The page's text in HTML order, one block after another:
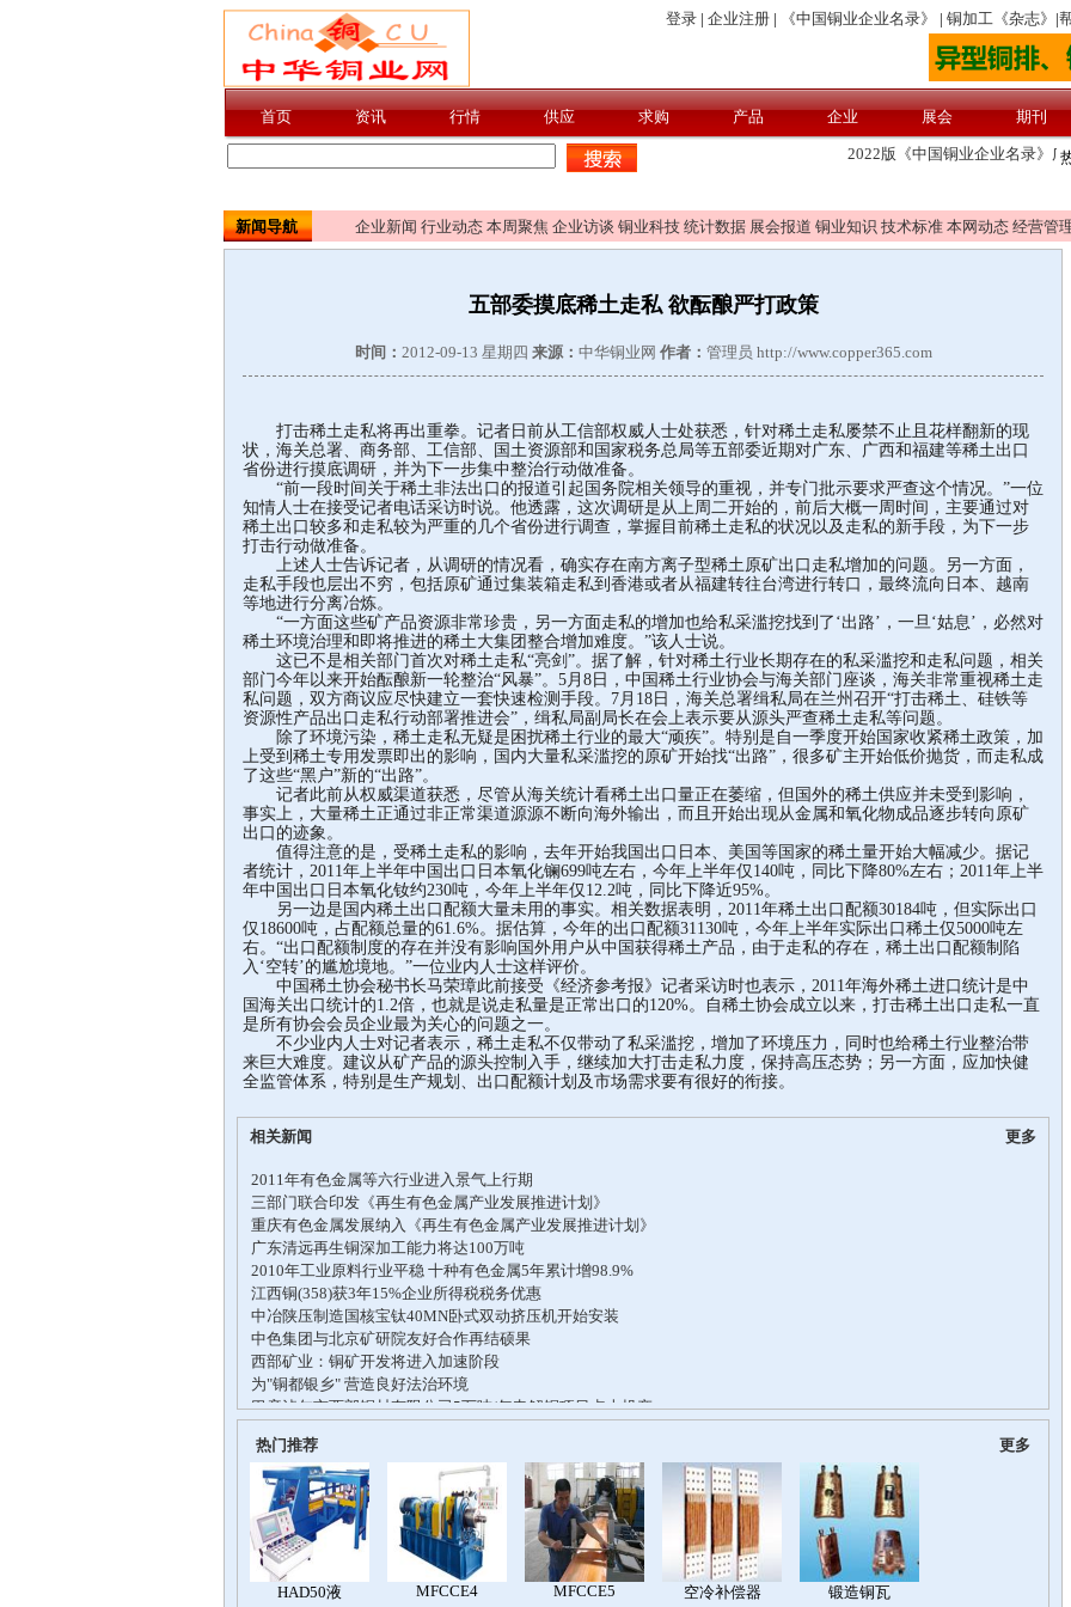
新闻导航 企业新闻 行业动态 本周聚焦 企业访谈 铜业科技 统计数据 展会报道 铜业知识 技术标准 本网动态 经营管
五部委摸底稀土走私 欲酝酿严打政策
时间： 2012-09-13 星期四 来源： 中华铜业网 作者： 管理员 http://www.copper365.com
打击稀土走私将再出重拳。记者日前从工信部权威人士处获悉，针对稀土走私屡禁不止且花样翻新的现
状，海关总署、商务部、工信部、国土资源部和国家税务总局等五部委近期对广东、广西和福建等稀土出口
省份进行摸底调研，并为下一步集中整治行动做准备。
“前一段时间关于稀土非法出口的报道引起国务院相关领导的重视，并专门批示要求严查这个情况。”一位
知情人士在接受记者电话采访时说。他透露，这次调研是从上周二开始的，前后大概一周时间，主要通过对
稀土出口较多和走私较为严重的几个省份进行调查，掌握目前稀土走私的状况以及走私的新手段，为下一步
打击行动做准备。
上述人士告诉记者，从调研的情况看，确实存在南方离子型稀土原矿出口走私增加的问题。另一方面，
走私手段也层出不穷，包括原矿通过集装箱走私到香港或者从福建转往台湾进行转口，最终流向日本、越南
等地进行分离冶炼。
“一方面这些矿产品资源非常珍贵，另一方面走私的增加也给私采滥挖找到了‘出路’，一旦‘姑息’，必然对
稀土环境治理和即将推进的稀土大集团整合增加难度。”该人士说。
这已不是相关部门首次对稀土走私“亮剑”。据了解，针对稀土行业长期存在的私采滥挖和走私问题，相关
部门今年以来开始酝酿新一轮整治“风暴”。5月8日，中国稀土行业协会与海关部门座谈，海关非常重视稀土走
私问题，双方商议应尽快建立一套快速检测手段。7月18日，海关总署缉私局在兰州召开“打击稀土、硅铁等
资源性产品出口走私行动部署推进会”，缉私局副局长在会上表示要从源头严查稀土走私等问题。
除了环境污染，稀土走私无疑是困扰稀土行业的最大“顽疾”。特别是自一季度开始国家收紧稀土政策，加
上受到稀土专用发票即出的影响，国内大量私采滥挖的原矿开始找“出路”，很多矿主开始低价抛货，而走私成
了这些“黑户”新的“出路”。
记者此前从权威渠道获悉，尽管从海关统计看稀土出口量正在萎缩，但国外的稀土供应并未受到影响，
事实上，大量稀土正通过非正常渠道源源不断向海外输出，而且开始出现从金属和氧化物成品逐步转向原矿
出口的迹象。
值得注意的是，受稀土走私的影响，去年开始我国出口日本、美国等国家的稀土量开始大幅减少。据记
者统计，2011年上半年中国出口日本氧化镧699吨左右，今年上半年仅140吨，同比下降80%左右；2011年上半
年中国出口日本氧化钕约230吨，今年上半年仅12.2吨，同比下降近95%。
另一边是国内稀土出口配额大量未用的事实。相关数据表明，2011年稀土出口配额30184吨，但实际出口
仅18600吨，占配额总量的61.6%。据估算，今年的出口配额31130吨，今年上半年实际出口稀土仅5000吨左
右。“出口配额制度的存在并没有影响国外用户从中国获得稀土产品，由于走私的存在，稀土出口配额制陷
入‘空转’的尴尬境地。”一位业内人士这样评价。
中国稀土协会秘书长马荣璋此前接受《经济参考报》记者采访时也表示，2011年海外稀土进口统计是中
国海关出口统计的1.2倍，也就是说走私量是正常出口的120%。自稀土协会成立以来，打击稀土出口走私一直
是所有协会会员企业最为关心的问题之一。
不少业内人士对记者表示，稀土走私不仅带动了私采滥挖，增加了环境压力，同时也给稀土行业整治带
来巨大难度。建议从矿产品的源头控制入手，继续加大打击走私力度，保持高压态势；另一方面，应加快健
全监管体系，特别是生产规划、出口配额计划及市场需求要有很好的衔接。
相关新闻 更多
热门推荐 更多